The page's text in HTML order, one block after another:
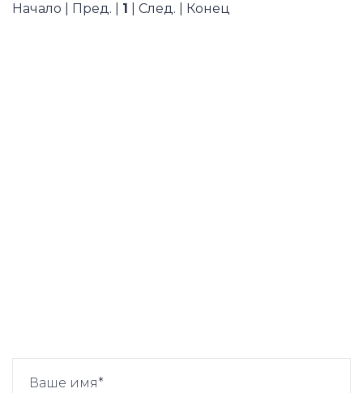
Начало | Пред. | 1 | След. | Конец